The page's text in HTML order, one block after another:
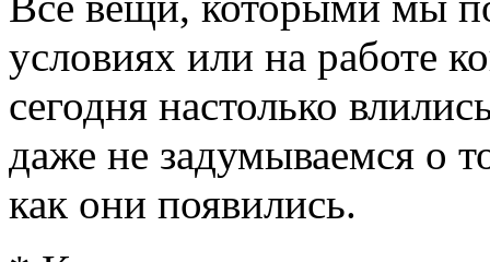
условиях или на работе
сегодня настолько
даже не задумываемся о
как они появились.